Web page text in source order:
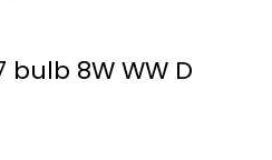
bulb 8W WW D